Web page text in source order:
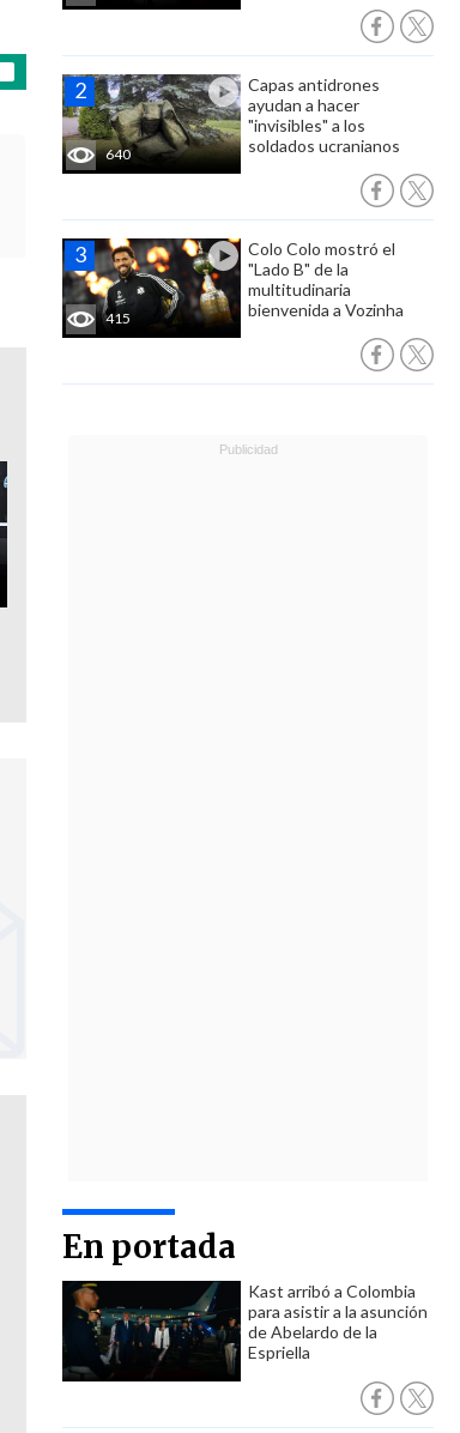
640
Capas antidrones
ayudan a hacer
"invisibles" a los
soldados ucranianos
415
Colo Colo mostró el
"Lado B" de la
multitudinaria
bienvenida a Vozinha
En portada
Kast arribó a Colombia
para asistir a la asunción
de Abelardo de la
Espriella